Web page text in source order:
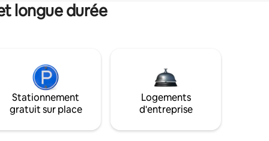
longue durée
Stationnement
gratuit sur place
Logements
d'entreprise